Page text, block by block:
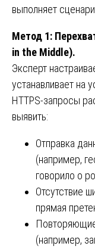
выполняет
Метод 1:
in the Middle).
Эксперт
устанавливает на
HTTPS-запросы
выявить:
Отправка
(например,
говорило о
Отсутствие
прямая
(например,